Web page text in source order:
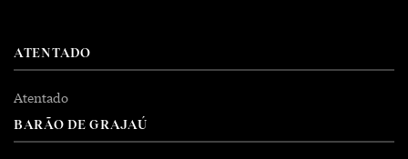
ATENTADO
Atentado
BARÃO DE GRAJAÚ